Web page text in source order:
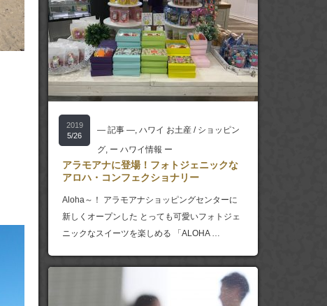
2019
5/26
― 記事 ―, ハワイ お土産 / ショッピン
グ, ー ハワイ情報 ー
アラモアナに登場！フォトジェニックな
アロハ・コンフェクショナリー
Aloha～！ アラモアナショッピングセンターに
新しくオープンした とっても可愛いフォトジェ
ニックなスイーツを楽しめる 「ALOHA …